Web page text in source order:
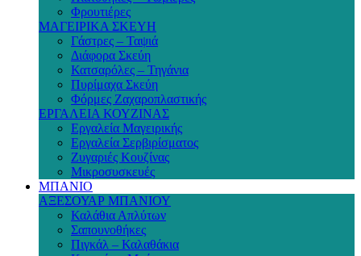
Φρουτιέρες
ΜΑΓΕΙΡΙΚΑ ΣΚΕΥΗ
Γάστρες – Ταψιά
Διάφορα Σκεύη
Κατσαρόλες – Τηγάνια
Πυρίμαχα Σκεύη
Φόρμες Ζαχαροπλαστικής
ΕΡΓΑΛΕΙΑ ΚΟΥΖΙΝΑΣ
Εργαλεία Μαγειρικής
Εργαλεία Σερβιρίσματος
Ζυγαριές Κουζίνας
Μικροσυσκευές
ΜΠΑΝΙΟ
ΑΞΕΣΟΥΑΡ ΜΠΑΝΙΟΥ
Καλάθια Απλύτων
Σαπουνοθήκες
Πιγκάλ – Καλαθάκια